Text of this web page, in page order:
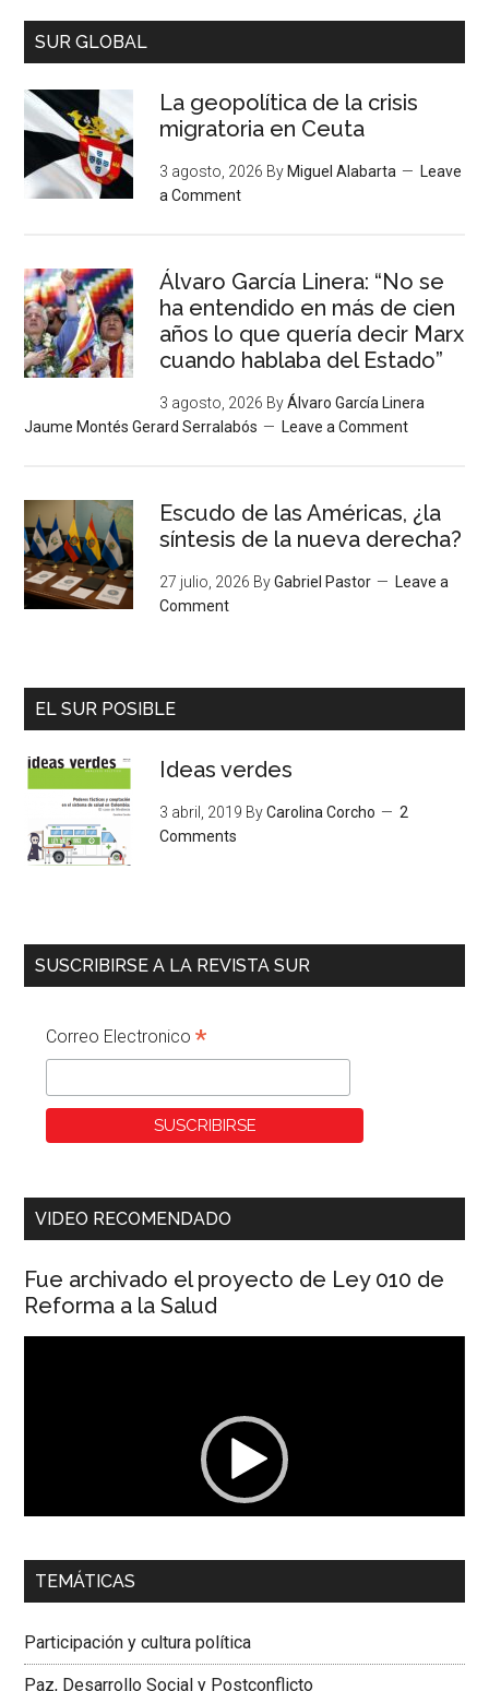
SUR GLOBAL
La geopolítica de la crisis
migratoria en Ceuta
3 agosto, 2026 By Miguel Alabarta
Leave
a Comment
Álvaro García Linera: “No se
ha entendido en más de cien
años lo que quería decir Marx
cuando hablaba del Estado”
3 agosto, 2026 ByÁlvaro García Linera
Jaume Montés Gerard Serralabós
Leave a Comment
Escudo de las Américas, ¿la
síntesis de la nueva derecha?
27 julio, 2026 ByGabriel Pastor
Leave a
Comment
EL SUR POSIBLE
Ideas verdes
3 abril, 2019 ByCarolina Corcho
2
Comments
SUSCRIBIRSE A LA REVISTA SUR
Correo Electronico*
VIDEO RECOMENDADO
Fue archivado el proyecto de Ley 010 de
Reforma a la Salud
00:00 01:04
Colombiana
TEMÁTICAS
Participación y cultura política
Paz, Desarrollo Social y Postconflicto